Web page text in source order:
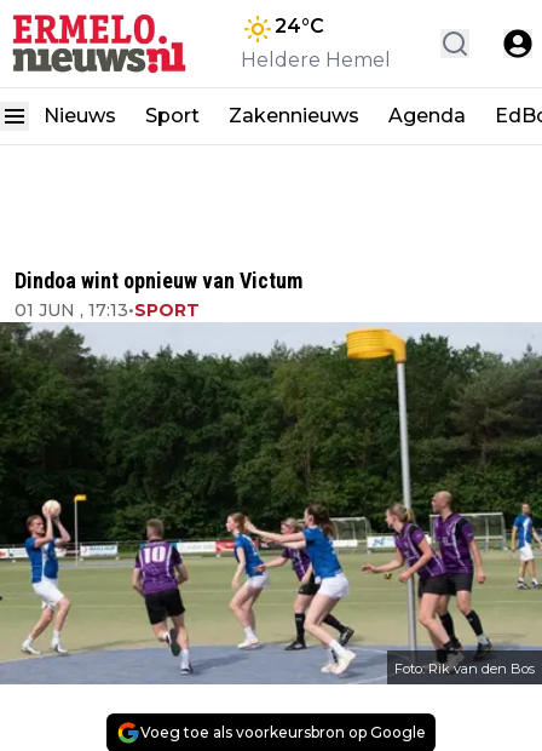
24°C
Heldere Hemel
Nieuws Sport Zakennieuws Agenda
Dindoa wint opnieuw van Victum
01 JUN , 17:13•SPORT
Foto: Rik van den Bos
Voeg toe als voorkeursbron op Google